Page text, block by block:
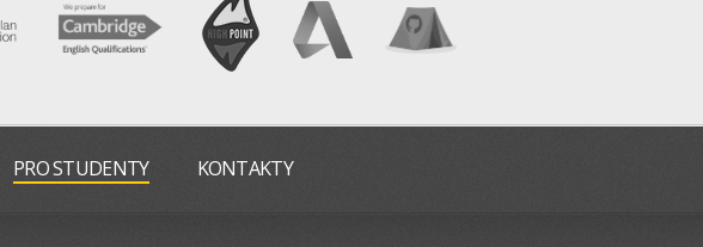
PRO STUDENTY KONTAKTY